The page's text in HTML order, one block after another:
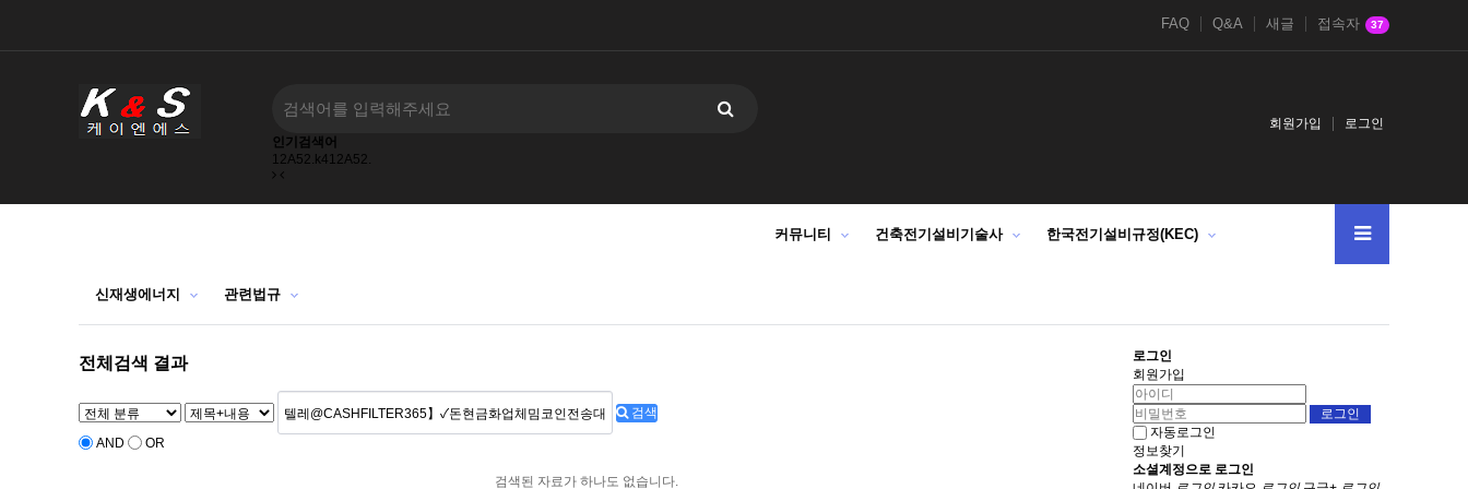
FAQ Q&A 새글 접속자 37
인기검색어
12A52. k4 12A52.
회원가입 로그인
커뮤니티 건축전기설비기술사
한국전기설비규정(KEC)
신재생에너지 관련법규
전체검색 결과
검색
AND OR
검색된 자료가 하나도 없습니다.
로그인
회원가입
자동로그인
정보찾기
소셜계정으로 로그인